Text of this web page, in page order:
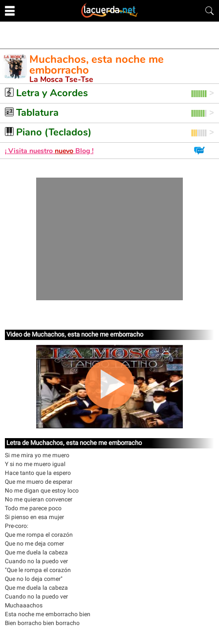
Muchachos, esta noche me
emborracho
La Mosca Tse-Tse
Letra y Acordes
Tablatura
Piano (Teclados)
¡ Visita nuestro nuevo Blog !
Video de Muchachos, esta noche me emborracho
Letra de Muchachos, esta noche me emborracho
Si me mira yo me muero
Y si no me muero igual
Hace tanto que la espero
Que me muero de esperar
No me digan que estoy loco
No me quieran convencer
Todo me parece poco
Si pienso en esa mujer
Pre-coro:
Que me rompa el corazón
Que no me deja comer
Que me duela la cabeza
Cuando no la puedo ver
"Que le rompa el corazón
Que no lo deja comer"
Que me duela la cabeza
Cuando no la puedo ver
Muchaaachos
Esta noche me emborracho bien
Bien borracho bien borracho